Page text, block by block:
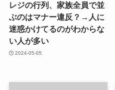
レジの行列、家族全員で並
ぶのはマナー違反？→人に
迷惑かけてるのがわからな
い人が多い
2024-05-05